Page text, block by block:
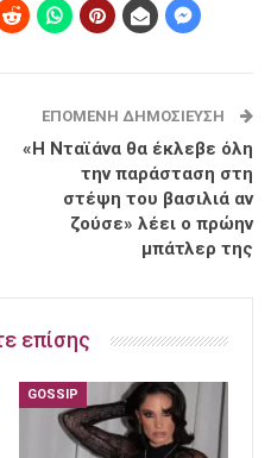
ΕΠΌΜΕΝΗ ΔΗΜΟΣΊΕΥΣΗ
«Η Νταϊάνα θα έκλεβε όλη
την παράσταση στη
στέψη του βασιλιά αν
ζούσε» λέει ο πρώην
μπάτλερ της
επίσης
GOSSIP